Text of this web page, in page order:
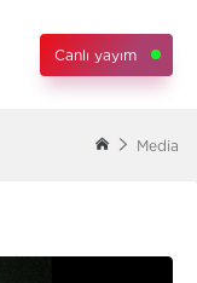
Canlı yayım
Media